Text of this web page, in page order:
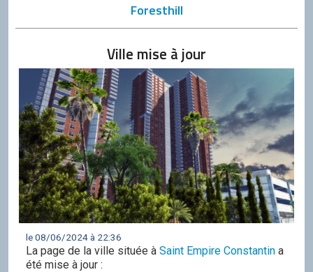
Foresthill
Ville mise à jour
le 08/06/2024 à 22:36
La page de la ville située à Saint Empire Constantin a
été mise à jour :